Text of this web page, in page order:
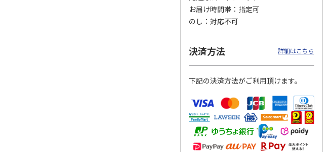
【グリーティング切
手】グリーティング
（シンプル）（110
5,500円
(送料別)
11,000円
(送料別)
お届け時間帯
指定可
のし
対応不可
決済方法 詳細はこちら
下記の決済方法がご利用頂けます。